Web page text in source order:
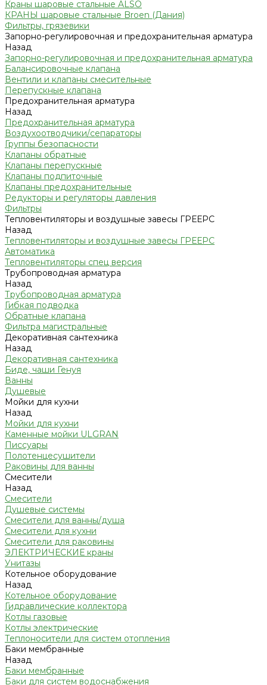
Краны шаровые стальные ALSO
КРАНЫ шаровые стальные Broen (Дания)
Фильтры, грязевики
Запорно-регулировочная и предохранительная арматура
Назад
Запорно-регулировочная и предохранительная арматура
Балансировочные клапана
Вентили и клапаны смесительные
Перепускные клапана
Предохранительная арматура
Назад
Предохранительная арматура
Воздухоотводчики/сепараторы
Группы безопасности
Клапаны обратные
Клапаны перепускные
Клапаны подпиточные
Клапаны предохранительные
Редукторы и регуляторы давления
Фильтры
Тепловентиляторы и воздушные завесы ГРЕЕРС
Назад
Тепловентиляторы и воздушные завесы ГРЕЕРС
Автоматика
Тепловентиляторы спец версия
Трубопроводная арматура
Назад
Трубопроводная арматура
Гибкая подводка
Обратные клапана
Фильтра магистральные
Декоративная сантехника
Назад
Декоративная сантехника
Биде, чаши Генуя
Ванны
Душевые
Мойки для кухни
Назад
Мойки для кухни
Каменные мойки ULGRAN
Писсуары
Полотенцесушители
Раковины для ванны
Смесители
Назад
Смесители
Душевые системы
Смесители для ванны/душа
Смесители для кухни
Смесители для раковины
ЭЛЕКТРИЧЕСКИЕ краны
Унитазы
Котельное оборудование
Назад
Котельное оборудование
Гидравлические коллектора
Котлы газовые
Котлы электрические
Теплоносители для систем отопления
Баки мембранные
Назад
Баки мембранные
Баки для систем водоснабжения